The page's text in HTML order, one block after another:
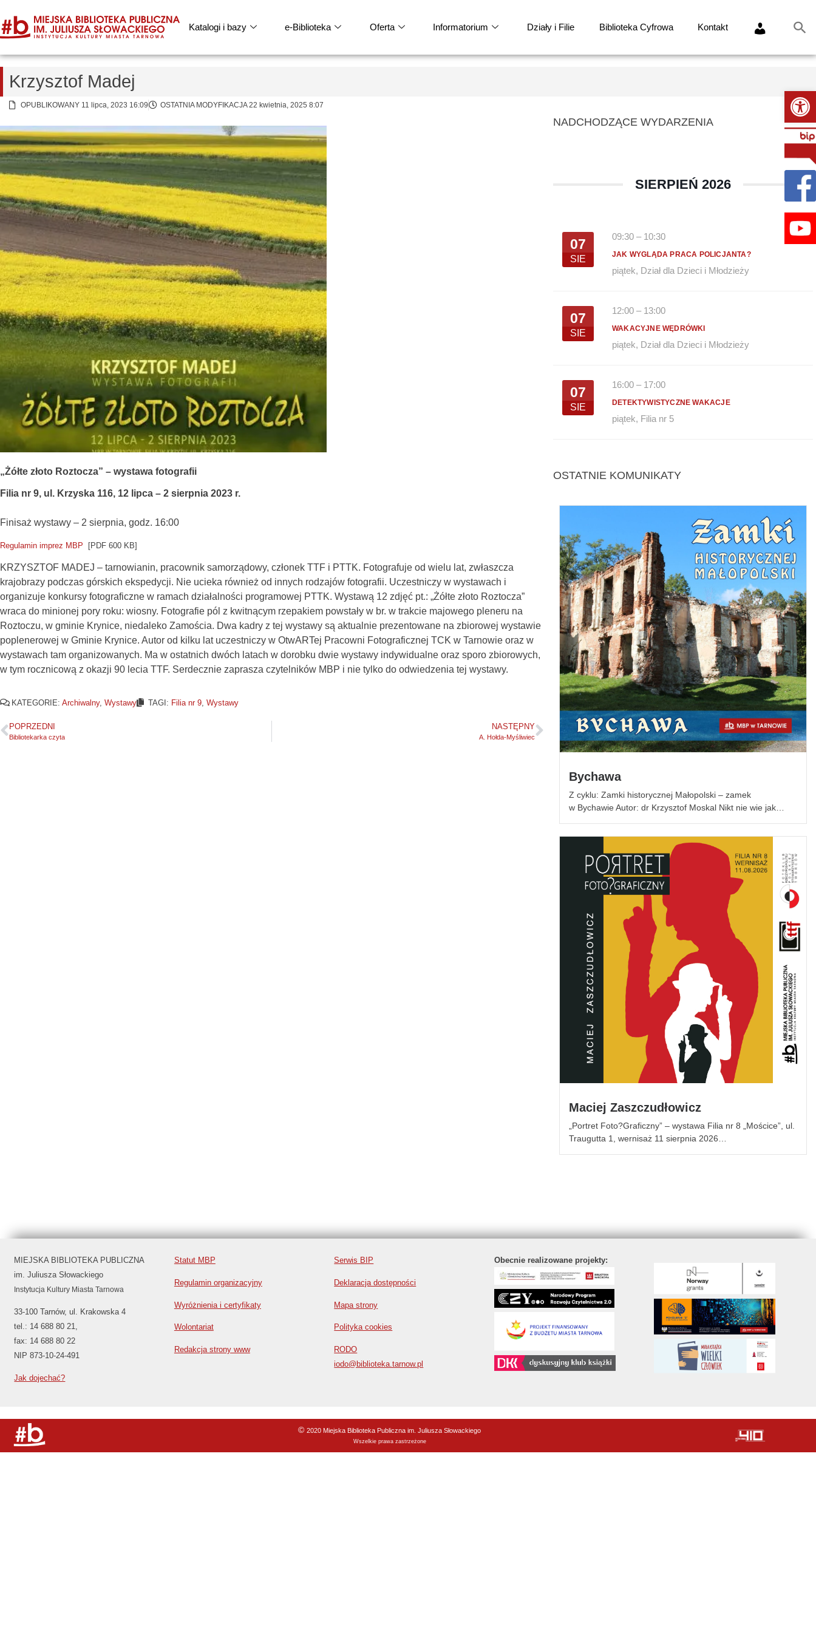
Katalogi i bazy e-Biblioteka Oferta Informatorium Działy i Filie Biblioteka Cyfrowa Kontakt
Krzysztof Madej
OPUBLIKOWANY 11 lipca, 2023 16:09 OSTATNIA MODYFIKACJA 22 kwietnia, 2025 8:07
„Żółte złoto Roztocza” – wystawa fotografii
Filia nr 9, ul. Krzyska 116, 12 lipca – 2 sierpnia 2023 r.
Finisaż wystawy – 2 sierpnia, godz. 16:00
Regulamin imprez MBP [PDF 600 KB]
KRZYSZTOF MADEJ – tarnowianin, pracownik samorządowy, członek TTF i PTTK. Fotografuje od wielu lat, zwłaszcza
krajobrazy podczas górskich ekspedycji. Nie ucieka również od innych rodzajów fotografii. Uczestniczy w wystawach i
organizuje konkursy fotograficzne w ramach działalności programowej PTTK. Wystawą 12 zdjęć pt.: „Żółte złoto Roztocza”
wraca do minionej pory roku: wiosny. Fotografie pól z kwitnącym rzepakiem powstały w br. w trakcie majowego pleneru na
Roztoczu, w gminie Krynice, niedaleko Zamościa. Dwa kadry z tej wystawy są aktualnie prezentowane na zbiorowej wystawie
poplenerowej w Gminie Krynice. Autor od kilku lat uczestniczy w OtwARTej Pracowni Fotograficznej TCK w Tarnowie oraz w
wystawach tam organizowanych. Ma w ostatnich dwóch latach w dorobku dwie wystawy indywidualne oraz sporo zbiorowych,
w tym rocznicową z okazji 90 lecia TTF. Serdecznie zaprasza czytelników MBP i nie tylko do odwiedzenia tej wystawy.
KATEGORIE: Archiwalny, Wystawy TAGI: Filia nr 9 Wystawy
POPRZEDNI
Bibliotekarka czyta
NASTĘPNY
A. Hołda-Myśliwiec
NADCHODZĄCE WYDARZENIA
SIERPIEŃ 2026
07
SIE
09:30– 10:30
JAK WYGLĄDA PRACA POLICJANTA?
piątek, Dział dla Dzieci i Młodzieży
07
SIE
12:00– 13:00
WAKACYJNE WĘDRÓWKI
piątek, Dział dla Dzieci i Młodzieży
07
SIE
16:00– 17:00
DETEKTYWISTYCZNE WAKACJE
piątek, Filia nr 5
OSTATNIE KOMUNIKATY
Bychawa
Z cyklu: Zamki historycznej Małopolski – zamek
w Bychawie Autor: dr Krzysztof Moskal Nikt nie wie jak…
Maciej Zaszczudłowicz
„Portret Foto?Graficzny” – wystawa Filia nr 8 „Mościce”, ul.
Traugutta 1, wernisaż 11 sierpnia 2026…
MIEJSKA BIBLIOTEKA PUBLICZNA
im. Juliusza Słowackiego
Instytucja Kultury Miasta Tarnowa
33-100 Tarnów, ul. Krakowska 4
tel.: 14 688 80 21,
fax: 14 688 80 22
NIP 873-10-24-491
Jak dojechać?
Statut MBP
Regulamin organizacyjny
Wyróżnienia i certyfikaty
Wolontariat
Redakcja strony www
Serwis BIP
Deklaracja dostępności
Mapa strony
Polityka cookies
RODO
iodo@biblioteka.tarnow.pl
Obecnie realizowane projekty:
©2020 Miejska Biblioteka Publiczna im. Juliusza Słowackiego
Wszelkie prawa zastrzeżone